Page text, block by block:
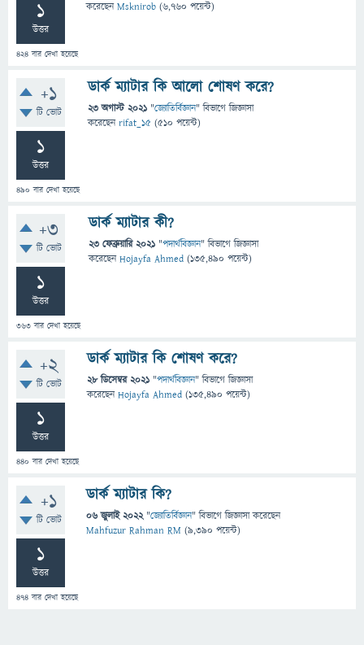
1
উত্তর
424 বার দেখা হয়েছে
করেছেনMsknirob (6,760 পয়েন্ট)
+1
টি ভোট
1
উত্তর
490 বার দেখা হয়েছে
ডার্ক ম্যাটার কি আলো শোষণ করে?
23 অগাস্ট 2021 "জ্যোতির্বিজ্ঞান" বিভাগে জিজ্ঞাসা
করেছেনrifat_15 (510 পয়েন্ট)
+3
টি ভোট
1
উত্তর
363 বার দেখা হয়েছে
ডার্ক ম্যাটার কী?
23 ফেব্রুয়ারি 2021 "পদার্থবিজ্ঞান" বিভাগে জিজ্ঞাসা
করেছেনHojayfa Ahmed (135,490 পয়েন্ট)
+2
টি ভোট
1
উত্তর
440 বার দেখা হয়েছে
ডার্ক ম্যাটার কি শোষণ করে?
28 ডিসেম্বর 2021 "পদার্থবিজ্ঞান" বিভাগে জিজ্ঞাসা
করেছেনHojayfa Ahmed (135,490 পয়েন্ট)
+1
টি ভোট
1
উত্তর
474 বার দেখা হয়েছে
ডার্ক ম্যাটার কি?
06 জুলাই 2022 "জ্যোতির্বিজ্ঞান" বিভাগে জিজ্ঞাসাকরেছেন
Mahfuzur Rahman RM (9,390 পয়েন্ট)